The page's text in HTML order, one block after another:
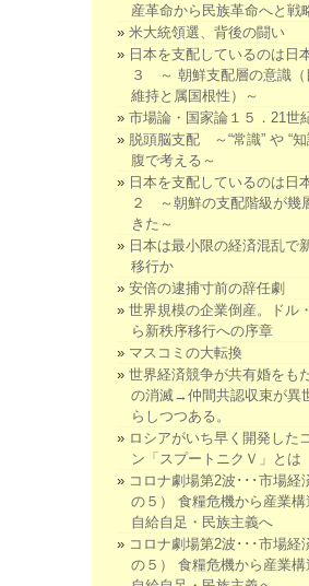
産革命から民族革命へと戦
米大統領選、背後の闘い
日本を支配しているのは日
３ ～ 朝鮮支配層の意識（
維持と属国根性）～
市場論・国家論１５．21世
脱頭脳支配 ～“常識” や “知
腹で考える～
日本を支配しているのは日
２ ～朝鮮の支配階級が幾
きた～
日本は最小限の経済混乱で
移行か
安倍の逮捕寸前の辞任劇
世界規模の企業倒産。ドル
ら新秩序移行への序章
マスコミの大転換
世界経済競争が共有婚をも
の消滅→仲間共認収束が異
らしつつある。
ロシアがいち早く開発した
ン「スプートニクＶ」とは
コロナ劇場第2波･･･市場経
の５） 食糧危機から産業構
自給自足・民族主義へ
コロナ劇場第2波･･･市場経
の５） 食糧危機から産業構